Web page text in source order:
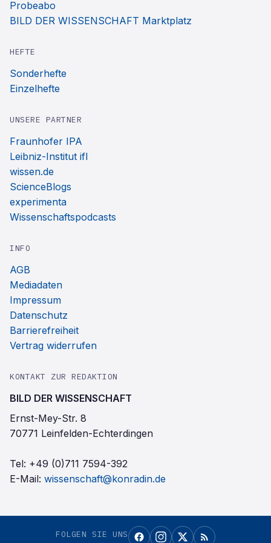
Probeabo
BILD DER WISSENSCHAFT Marktplatz
HEFTE
Sonderhefte
Einzelhefte
UNSERE PARTNER
Fraunhofer IPA
Leibniz-Institut ifl
wissen.de
ScienceBlogs
experimenta
Wissenschaftspodcasts
INFO
AGB
Mediadaten
Impressum
Datenschutz
Barrierefreiheit
Vertrag widerrufen
KONTAKT ZUR REDAKTION
BILD DER WISSENSCHAFT
Ernst-Mey-Str. 8
70771 Leinfelden-Echterdingen
Tel: +49 (0)711 7594-392
E-Mail: wissenschaft@konradin.de
FOLGEN SIE UNS